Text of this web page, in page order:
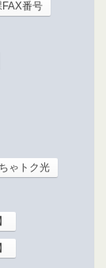
番号
ゃトク光